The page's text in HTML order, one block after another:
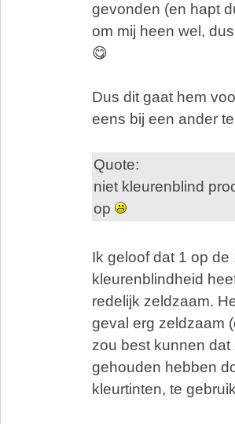
gevonden (en hapt
om mij heen wel,
😋
Dus dit gaat hem
eens bij een ander
Quote:
niet kleurenblind
op
Ik geloof dat 1 op
kleurenblindheid
redelijk zeldzaam.
geval erg zeldzaam
zou best kunnen
gehouden hebben
kleurtinten, te